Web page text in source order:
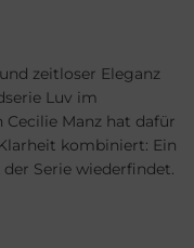
zeitloser Eleganz
Luv im
Manz hat dafür
kombiniert: Ein
Serie wiederfindet.